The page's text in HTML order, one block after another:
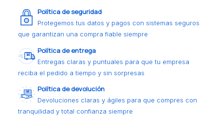
Política de seguridad
Protegemos tus datos y pagos con sistemas seguros
que garantizan una compra fiable siempre
Política de entrega
Entregas claras y puntuales para que tu empresa
reciba el pedido a tiempo y sin sorpresas
Política de devolución
Devoluciones claras y ágiles para que compres con
tranquilidad y total confianza siempre